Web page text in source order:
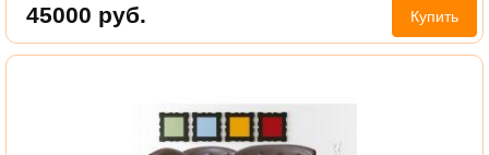
45000 руб. Купить